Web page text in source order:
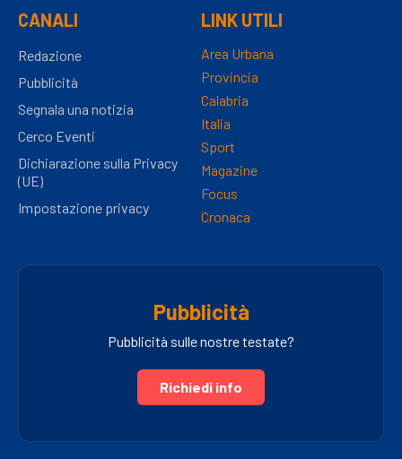
CANALI
Redazione
Pubblicità
Segnala una notizia
Cerco Eventi
Dichiarazione sulla Privacy
(UE)
Impostazione privacy
LINK UTILI
Area Urbana
Provincia
Calabria
Italia
Sport
Magazine
Focus
Cronaca
Pubblicità
Pubblicità sulle nostre testate?
Richiedi info